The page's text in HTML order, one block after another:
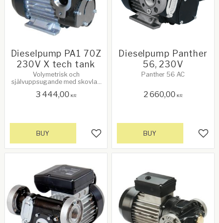
Dieselpump PA1 70Z
230V X tech tank
Volymetrisk och
självuppsugande med skovlar.
rostfritt filter.
3 444,00 KR
Add to favorites
BUY
Dieselpump Panther
56, 230V
Panther 56 AC
2 660,00 KR
BUY